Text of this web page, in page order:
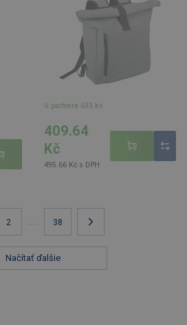
U partnera 633 ks
409.64
Kč
495.66 Kč s DPH
Načítať ďalšie
2 ... 38